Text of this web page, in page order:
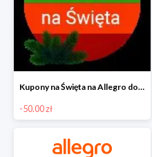
Kupony na Święta na Allegro do -50 zł
-50.00 zł